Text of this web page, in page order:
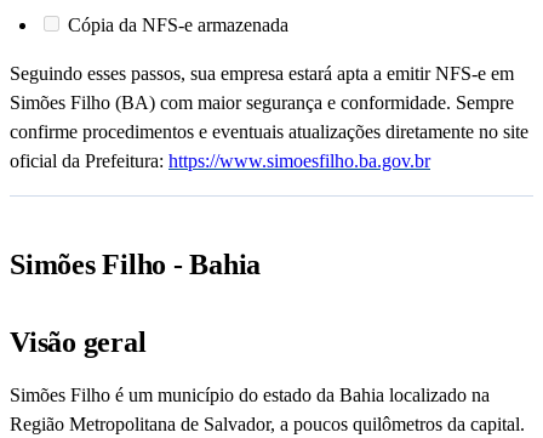
Cópia da NFS-e armazenada
Seguindo esses passos, sua empresa estará apta a emitir NFS-e em
Simões Filho (BA) com maior segurança e conformidade. Sempre
confirme procedimentos e eventuais atualizações diretamente no site
oficial da Prefeitura: https://www.simoesfilho.ba.gov.br
Simões Filho - Bahia
Visão geral
Simões Filho é um município do estado da Bahia localizado na
Região Metropolitana de Salvador, a poucos quilômetros da capital.